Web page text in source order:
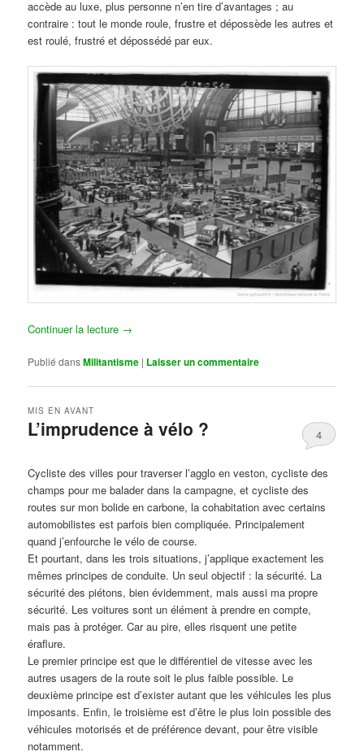
accède au luxe, plus personne n’en tire d’avantages ; au
contraire : tout le monde roule, frustre et dépossède les autres et
est roulé, frustré et dépossédé par eux.
Continuer la lecture →
Publié dansMilitantisme | Laisser un commentaire
L’imprudence à vélo ?
MIS EN AVANT
4
Cycliste des villes pour traverser l’agglo en veston, cycliste des
champs pour me balader dans la campagne, et cycliste des
routes sur mon bolide en carbone, la cohabitation avec certains
automobilistes est parfois bien compliquée. Principalement
quand j’enfourche le vélo de course.
Et pourtant, dans les trois situations, j’applique exactement les
mêmes principes de conduite. Un seul objectif : la sécurité. La
sécurité des piétons, bien évidemment, mais aussi ma propre
sécurité. Les voitures sont un élément à prendre en compte,
mais pas à protéger. Car au pire, elles risquent une petite
éraflure.
Le premier principe est que le différentiel de vitesse avec les
autres usagers de la route soit le plus faible possible. Le
deuxième principe est d’exister autant que les véhicules les plus
imposants. Enfin, le troisième est d’être le plus loin possible des
véhicules motorisés et de préférence devant, pour être visible
notamment.